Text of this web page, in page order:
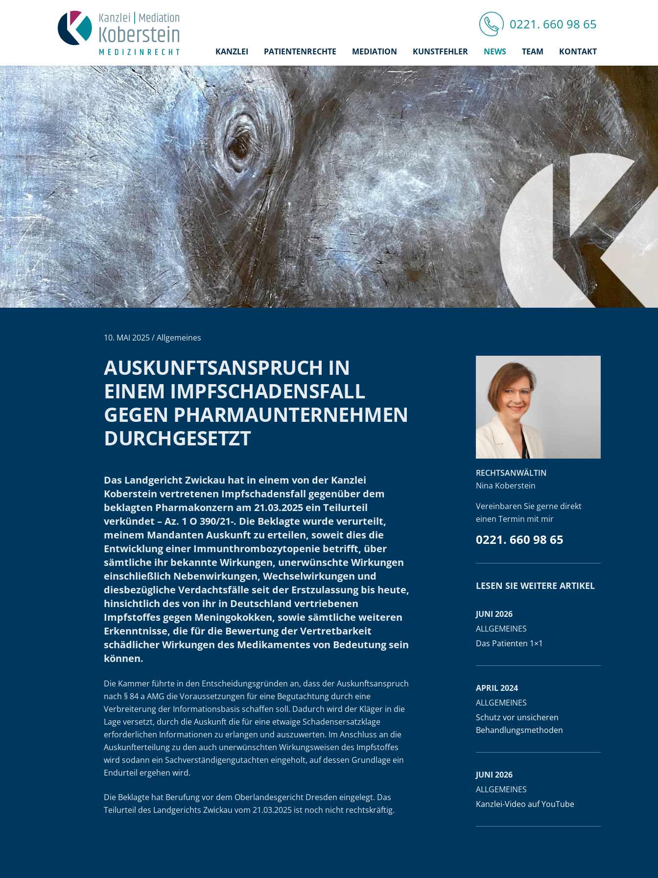
0221. 660 98 65
KANZLEI PATIENTENRECHTE MEDIATION KUNSTFEHLER NEWS TEAM KONTAKT
10. MAI 2025 / Allgemeines
AUSKUNFTSANSPRUCH IN
EINEM IMPFSCHADENSFALL
GEGEN PHARMAUNTERNEHMEN
DURCHGESETZT
Das Landgericht Zwickau hat in einem von der Kanzlei
Koberstein vertretenen Impfschadensfall gegenüber dem
beklagten Pharmakonzern am 21.03.2025 ein Teilurteil
verkündet – Az. 1 O 390/21-. Die Beklagte wurde verurteilt,
meinem Mandanten Auskunft zu erteilen, soweit dies die
Entwicklung einer Immunthrombozytopenie betrifft, über
sämtliche ihr bekannte Wirkungen, unerwünschte Wirkungen
einschließlich Nebenwirkungen, Wechselwirkungen und
diesbezügliche Verdachtsfälle seit der Erstzulassung bis heute,
hinsichtlich des von ihr in Deutschland vertriebenen
Impfstoffes gegen Meningokokken, sowie sämtliche weiteren
Erkenntnisse, die für die Bewertung der Vertretbarkeit
schädlicher Wirkungen des Medikamentes von Bedeutung sein
können.
Die Kammer führte in den Entscheidungsgründen an, dass der Auskunftsanspruch
nach § 84 a AMG die Voraussetzungen für eine Begutachtung durch eine
Verbreiterung der Informationsbasis schaffen soll. Dadurch wird der Kläger in die
Lage versetzt, durch die Auskunft die für eine etwaige Schadensersatzklage
erforderlichen Informationen zu erlangen und auszuwerten. Im Anschluss an die
Auskunfterteilung zu den auch unerwünschten Wirkungsweisen des Impfstoffes
wird sodann ein Sachverständigengutachten eingeholt, auf dessen Grundlage ein
Endurteil ergehen wird.
Die Beklagte hat Berufung vor dem Oberlandesgericht Dresden eingelegt. Das
Teilurteil des Landgerichts Zwickau vom 21.03.2025 ist noch nicht rechtskräftig.
RECHTSANWÄLTIN
Nina Koberstein
Vereinbaren Sie gerne direkt
einen Termin mit mir
0221. 660 98 65
LESEN SIE WEITERE ARTIKEL
JUNI 2026
ALLGEMEINES
Das Patienten 1×1
APRIL 2024
ALLGEMEINES
Schutz vor unsicheren
Behandlungsmethoden
JUNI 2026
ALLGEMEINES
Kanzlei-Video auf YouTube